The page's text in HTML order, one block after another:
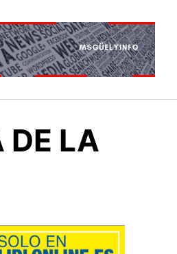
DE LA